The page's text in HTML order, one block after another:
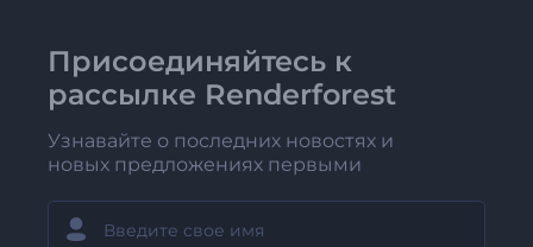
Присоединяйтесь к
рассылке Renderforest
Узнавайте о последних новостях и
новых предложениях первыми